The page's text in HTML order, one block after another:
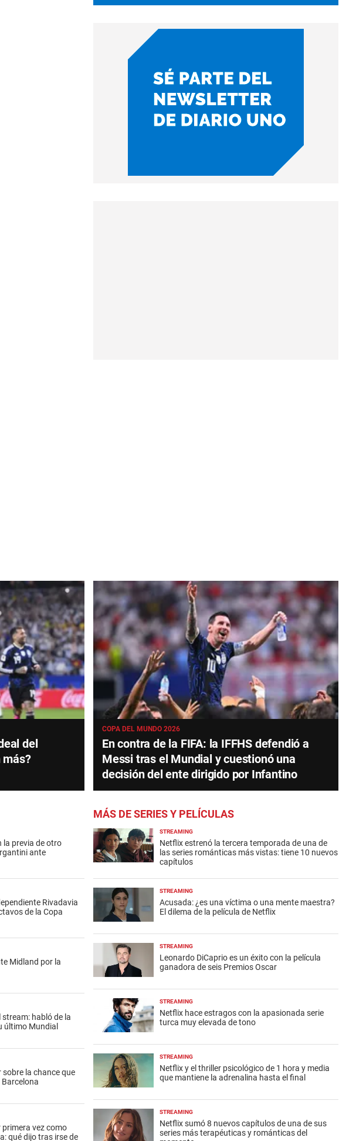
del
COPA DEL MUNDO 2026
En contra de la FIFA: la IFFHS defendió a
Messi tras el Mundial y cuestionó una
decisión del ente dirigido por Infantino
la previa de otro
ante
Rivadavia
de la Copa
Midland por la
habló de la
último Mundial
la chance que
Barcelona
vez como
qué dijo tras irse de
MÁS DE SERIES Y PELÍCULAS
STREAMING
Netflix estrenó la tercera temporada de una de
las series románticas más vistas: tiene 10 nuevos
capítulos
STREAMING
Acusada: ¿es una víctima o una mente maestra?
El dilema de la película de Netflix
STREAMING
Leonardo DiCaprio es un éxito con la película
ganadora de seis Premios Oscar
STREAMING
Netflix hace estragos con la apasionada serie
turca muy elevada de tono
STREAMING
Netflix y el thriller psicológico de 1 hora y media
que mantiene la adrenalina hasta el final
STREAMING
Netflix sumó 8 nuevos capítulos de una de sus
series más terapéuticas y románticas del